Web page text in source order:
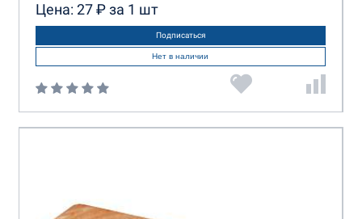
Цена: 27 ₽ за 1 шт
Подписаться
Нет в наличии